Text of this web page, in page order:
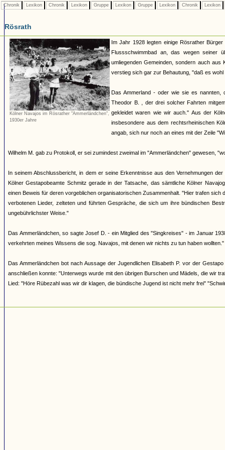
Chronik Lexikon Chronik Lexikon Gruppe Lexikon Gruppe Lexikon Chronik Lexikon
Rösrath
Kölner Navajos im Rösrather "Ammerländchen",
1930er Jahre
Im Jahr 1928 legten einige Rösrather
Flussschwimmbad an, das wegen seiner
umliegenden Gemeinden, sondern auch
verstieg sich gar zur Behautung, "daß es
Das Ammerland - oder wie sie es nannten,
Theodor B. , der drei solcher Fahrten
gekleidet waren wie wir auch." Aus der
insbesondere aus dem rechtsrheinischen
angab, sich nur noch an eines mit der Zeile
Wilhelm M. gab zu Protokoll, er sei zumindest zweimal im "Ammerländchen" gewesen,
In seinem Abschlussbericht, in dem er seine Erkenntnisse aus den Vernehmungen
Kölner Gestapobeamte Schmitz gerade in der Tatsache, das sämtliche Kölner
einen Beweis für deren vorgeblichen organisatorischen Zusammenhalt. "Hier trafen
verbotenen Lieder, zelteten und führten Gespräche, die sich um ihre bündischen
ungebührlichster Weise."
Das Ammerländchen, so sagte Josef D. - ein Mitglied des "Singkreises" - im Januar
verkehrten meines Wissens die sog. Navajos, mit denen wir nichts zu tun haben wollten."
Das Ammerländchen bot nach Aussage der Jugendlichen Elisabeth P. vor der
anschließen konnte: "Unterwegs wurde mit den übrigen Burschen und Mädels, die wir
Lied: "Höre Rübezahl was wir dir klagen, die bündische Jugend ist nicht mehr frei"